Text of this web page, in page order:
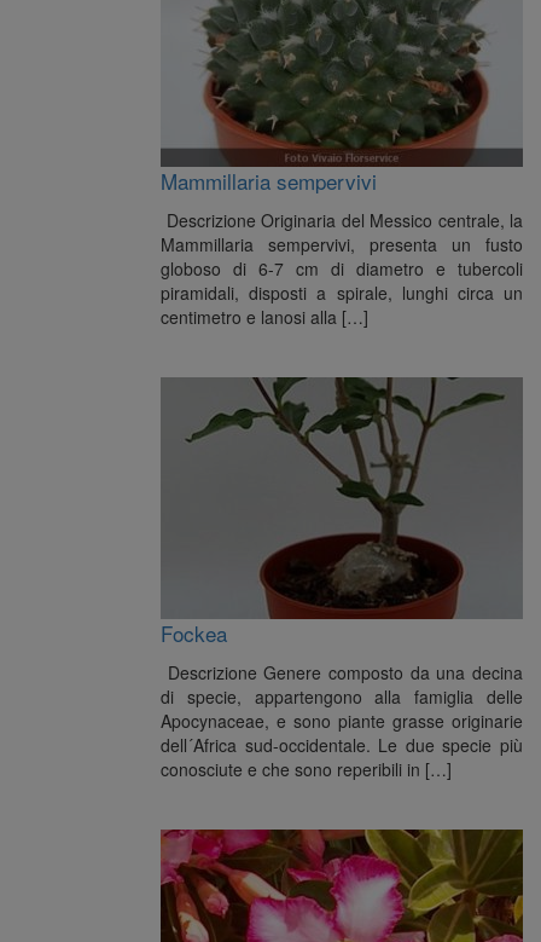
Mammillaria sempervivi
Descrizione Originaria del Messico centrale, la
Mammillaria sempervivi, presenta un fusto
globoso di 6-7 cm di diametro e tubercoli
piramidali, disposti a spirale, lunghi circa un
centimetro e lanosi alla […]
Fockea
Descrizione Genere composto da una decina
di specie, appartengono alla famiglia delle
Apocynaceae, e sono piante grasse originarie
dell´Africa sud-occidentale. Le due specie più
conosciute e che sono reperibili in […]